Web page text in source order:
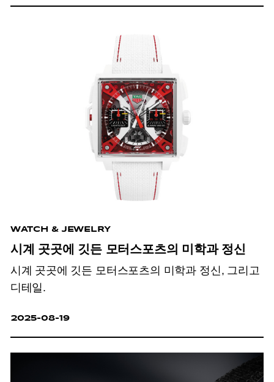
WATCH & JEWELRY
시계 곳곳에 깃든 모터스포츠의 미학과 정신
시계 곳곳에 깃든 모터스포츠의 미학과 정신, 그리고
디테일.
2025-08-19